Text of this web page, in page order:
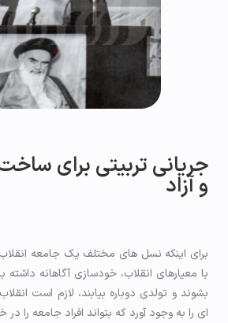
جریانی تربیتی برای
و آزاد
برای اینکه نسل های مختلف یک جامعه
با معیارهای انقلاب، خودسازی آگاهانه
بشوند و تولدی دوباره بیابند، لازم است
ای را به وجود آورد که بتواند افراد جامعه را